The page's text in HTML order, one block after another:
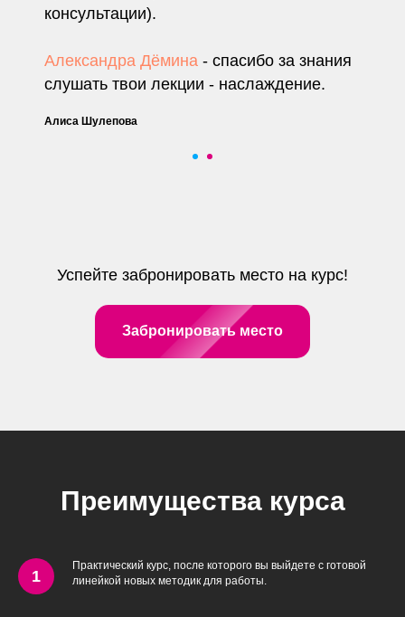
консультации).
Александра Дёмина - спасибо за знания
слушать твои лекции - наслаждение.
Алиса Шулепова
Успейте забронировать место на курс!
Забронировать место
Преимущества курса
Практический курс, после которого вы выйдете с готовой
линейкой новых методик для работы.
конфиденциальности